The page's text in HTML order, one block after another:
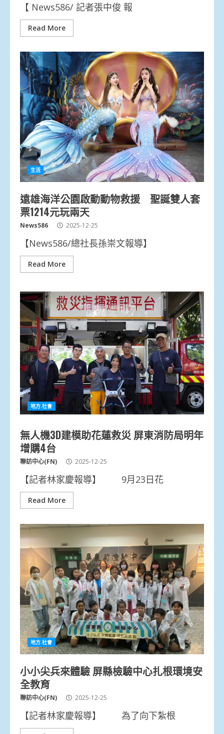
【 News586/ 記者張中俊 報
Read More
生活
遠雄海洋公園啟動動物救援 聖誕雙人套
票1214元玩兩天
News586 2025-12-25
【News586/總社長孫崇文報導】
Read More
地方.社會
無人機3D建模助花蓮救災 屏東消防局明年
增購4台
聯訪中心(FN) 2025-12-25
【記者林家慶報導】 9月23日花
Read More
地方.社會
小小尖兵來體驗 屏縣檢驗中心扎根環境安
全教育
聯訪中心(FN) 2025-12-25
【記者林家慶報導】 為了向下紮根